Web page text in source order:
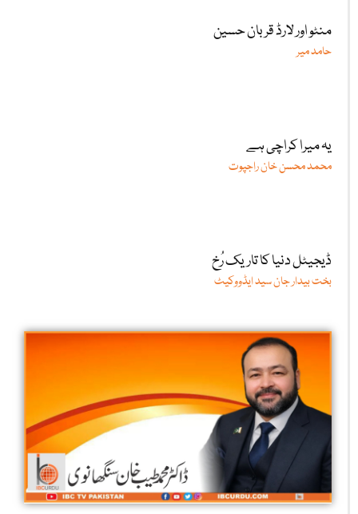
منٹو اور لارڈ قربان حسین
حامد میر
یہ میرا کراچی ہے
محمد محسن خان راجپوت
ڈیجیٹل دنیا کا تاریک رُخ
بخت بیدار جان سید ایڈووکیٹ